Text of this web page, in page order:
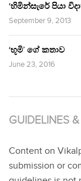
‘හිමින්සැරේ පියා
September 9, 2013
‘භූමි’ ගේ කතාව
June 23, 2016
GUIDELINES
Content on
submission or